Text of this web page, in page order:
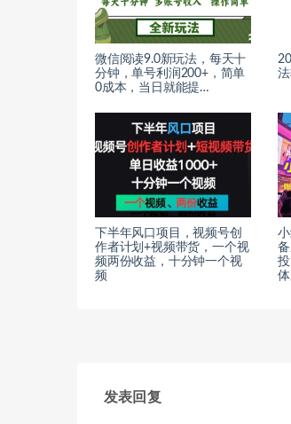
微信阅读9.0新玩法，每天十
分钟，单号利润200+，简单
0成本，当日就能提…
下半年风口项目，视频号创
作者计划+视频带货，一个视
频两份收益，十分钟一个视
频
发表回复